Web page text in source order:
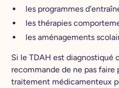
les programmes
les thérapies
les aménagements
Si le TDAH est diagnostiqué
recommande de ne pas faire
traitement médicamenteux